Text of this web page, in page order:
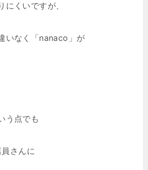
にくいですが、
いなく「nanaco」が
う点でも
さんに